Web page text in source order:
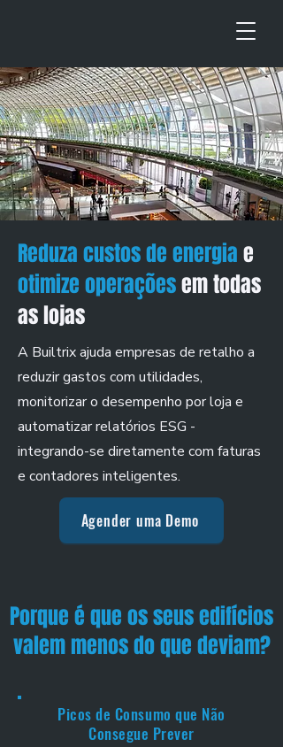
Reduza custos de energia e
otimize operaçõesem todas
as lojas
A Builtrix ajuda empresas de retalho a
reduzir gastos com utilidades,
monitorizar o desempenho por loja e
automatizar relatórios ESG -
integrando-se diretamente com faturas
e contadores inteligentes.
Agender uma Demo
Porque é que os seus edifícios
valem menos do que deviam?
Picos de Consumo que Não
Consegue Prever